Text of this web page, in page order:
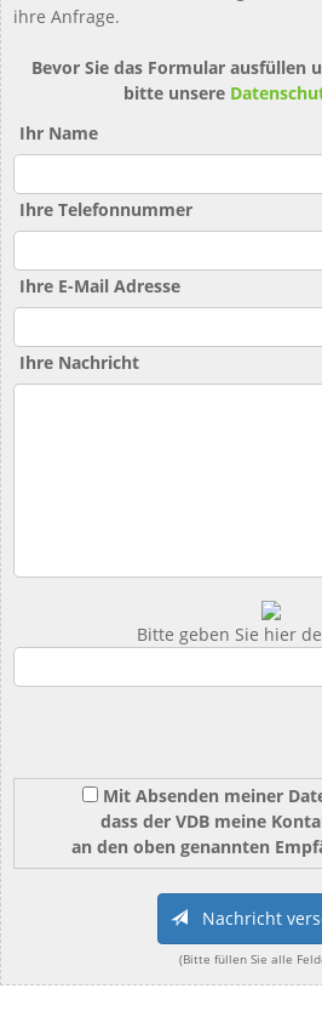
ihre Anfrage.
Bevor Sie das Formular ausfüllen
bitte unsere
Ihr Name
Ihre Telefonnummer
Ihre E-Mail Adresse
Ihre Nachricht
Bitte geben Sie hier
Mit Absenden meiner
dass der VDB meine
an den oben genannten
Nachricht
(Bitte füllen Sie alle